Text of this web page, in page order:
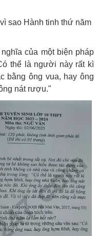
sao Hành tinh thứ năm
của một biện pháp
thể là người này rất kì
bằng ông vua, hay ông
nát rượu."